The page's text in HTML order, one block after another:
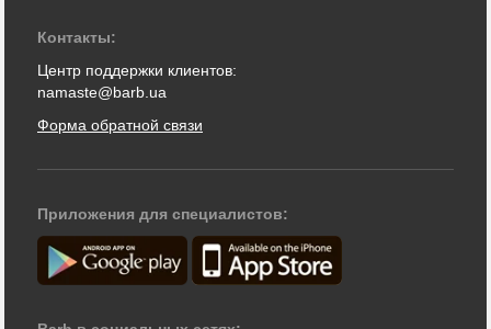
Контакты:
Центр поддержки клиентов:
namaste@barb.ua
Форма обратной связи
Приложения для специалистов: